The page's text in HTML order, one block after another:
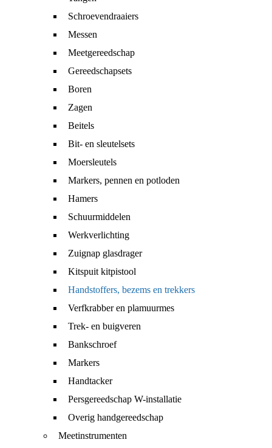
Schroevendraaiers
Messen
Meetgereedschap
Gereedschapsets
Boren
Zagen
Beitels
Bit- en sleutelsets
Moersleutels
Markers, pennen en potloden
Hamers
Schuurmiddelen
Werkverlichting
Zuignap glasdrager
Kitspuit kitpistool
Handstoffers, bezems en trekkers
Verfkrabber en plamuurmes
Trek- en buigveren
Bankschroef
Markers
Handtacker
Persgereedschap W-installatie
Overig handgereedschap
Meetinstrumenten